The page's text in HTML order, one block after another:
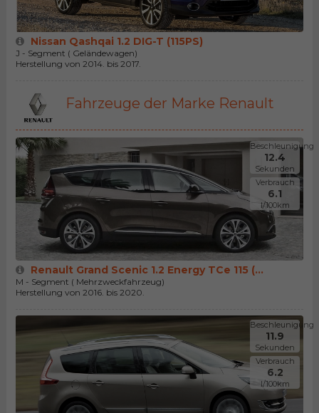
Nissan Qashqai 1.2 DIG-T (115PS)
J - Segment ( Geländewagen)
Herstellung von 2014. bis 2017.
Fahrzeuge der Marke Renault
Beschleunigung
12.4
Sekunden
Verbrauch
6.1
l/100km
Renault Grand Scenic 1.2 Energy TCe 115 (...
M - Segment ( Mehrzweckfahrzeug)
Herstellung von 2016. bis 2020.
Beschleunigung
11.9
Sekunden
Verbrauch
6.2
l/100km